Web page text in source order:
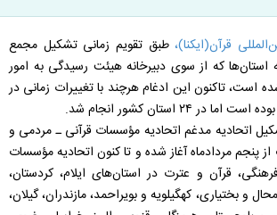
قرآن(ایکنا)،طبق تقویم زمانی تشکیل مجمع
که از سوی دبیرخانه هیئت رسیدگی به امور
است، تاکنون این ادغام هرچند با تغییرات زمانی در
۲۴ استان کشور انجام شد.
اتحادیه مدغم اتحادیه مؤسسات قرآنی ـ مردمی و
پنجم مردادماه آغاز شده و تا کنون اتحادیه مؤسسات
قرآن و عترت در استان‌های ایلام، کردستان،
و بختیاری، کهگیلویه و بویراحمد، مازندران، گیلان،